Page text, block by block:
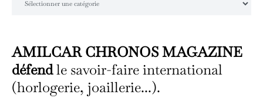
AMILCAR CHRONOS MAGAZINE
défendle savoir-faire international
(horlogerie, joaillerie...).